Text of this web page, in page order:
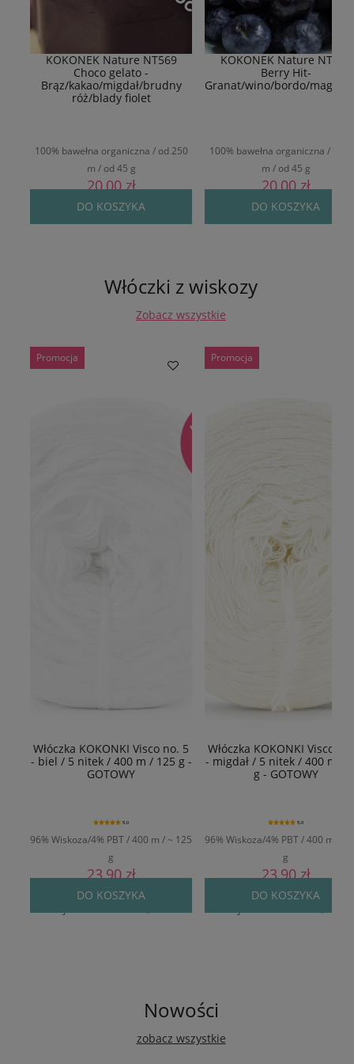
KOKONEK Nature NT569
Choco gelato -
Brąz/kakao/migdał/brudny
róż/blady fiolet
100% bawełna organiczna / od 250
m / od 45 g
20,00 zł
DO KOSZYKA
KOKONEK Nature NT577
Berry Hit-
Granat/wino/bordo/
100% bawełna organiczna / od
m / od 45 g
20,00 zł
DO KOSZYKA
Włóczki z wiskozy
Zobacz wszystkie
Włóczka KOKONKI Visco no. 5
- biel / 5 nitek / 400 m / 125 g -
GOTOWY
96% Wiskoza/4% PBT / 400 m / ~ 125
g
5.0
23,90 zł
Cena regularna:29,90 zł
DO KOSZYKA
Promocja
Włóczka KOKONKI Visco
- migdał / 5 nitek / 400 m /
g - GOTOWY
96% Wiskoza/4% PBT / 400 m / ~
g
5.0
23,90 zł
Cena regularna:29,90 zł
DO KOSZYKA
Promocja
Nowości
zobacz wszystkie